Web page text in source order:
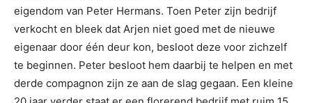
eigendom van Peter Hermans. Toen Peter zijn bedrijf
verkocht en bleek dat Arjen niet goed met de nieuwe
eigenaar door één deur kon, besloot deze voor zichzelf
te beginnen. Peter besloot hem daarbij te helpen en met
derde compagnon zijn ze aan de slag gegaan. Een kleine